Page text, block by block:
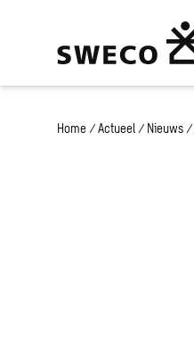
Home / Actueel / Nieuws /